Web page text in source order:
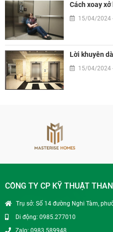
Cách xoay
15/04/2024
Lời khuyên
15/04/2024
CÔNG TY CP KỸ THUẬT
Trụ sở: Số 14 đường Nghi Tàm,
Di động: 0985.277010
Zalo: 0983.589948